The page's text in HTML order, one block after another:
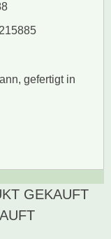
gefertigt in
SCHREIBEN
GEKAUFT